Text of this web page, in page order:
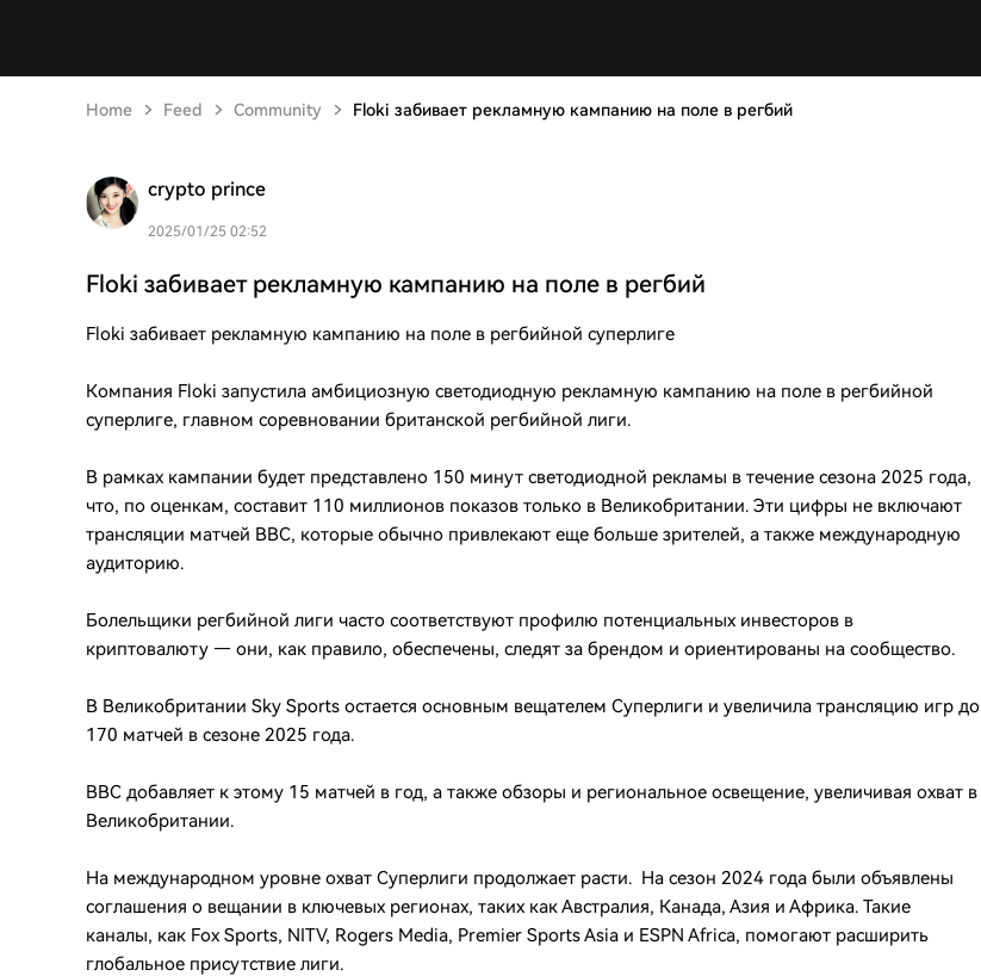
Home Feed Community Floki забивает рекламную кампанию на поле в регбий
crypto prince
2025/01/25 02:52
Floki забивает рекламную кампанию на поле в регбий
Floki забивает рекламную кампанию на поле в регбийной суперлиге
Компания Floki запустила амбициозную светодиодную рекламную кампанию на поле в регбийной
суперлиге, главном соревновании британской регбийной лиги.
В рамках кампании будет представлено 150 минут светодиодной рекламы в течение сезона 2025 года,
что, по оценкам, составит 110 миллионов показов только в Великобритании. Эти цифры не включают
трансляции матчей BBC, которые обычно привлекают еще больше зрителей, а также международную
аудиторию.
Болельщики регбийной лиги часто соответствуют профилю потенциальных инвесторов в
криптовалюту — они, как правило, обеспечены, следят за брендом и ориентированы на сообщество.
В Великобритании Sky Sports остается основным вещателем Суперлиги и увеличила трансляцию игр до
170 матчей в сезоне 2025 года.
BBC добавляет к этому 15 матчей в год, а также обзоры и региональное освещение, увеличивая охват в
Великобритании.
На международном уровне охват Суперлиги продолжает расти. На сезон 2024 года были объявлены
соглашения о вещании в ключевых регионах, таких как Австралия, Канада, Азия и Африка. Такие
каналы, как Fox Sports, NITV, Rogers Media, Premier Sports Asia и ESPN Africa, помогают расширить
глобальное присутствие лиги.